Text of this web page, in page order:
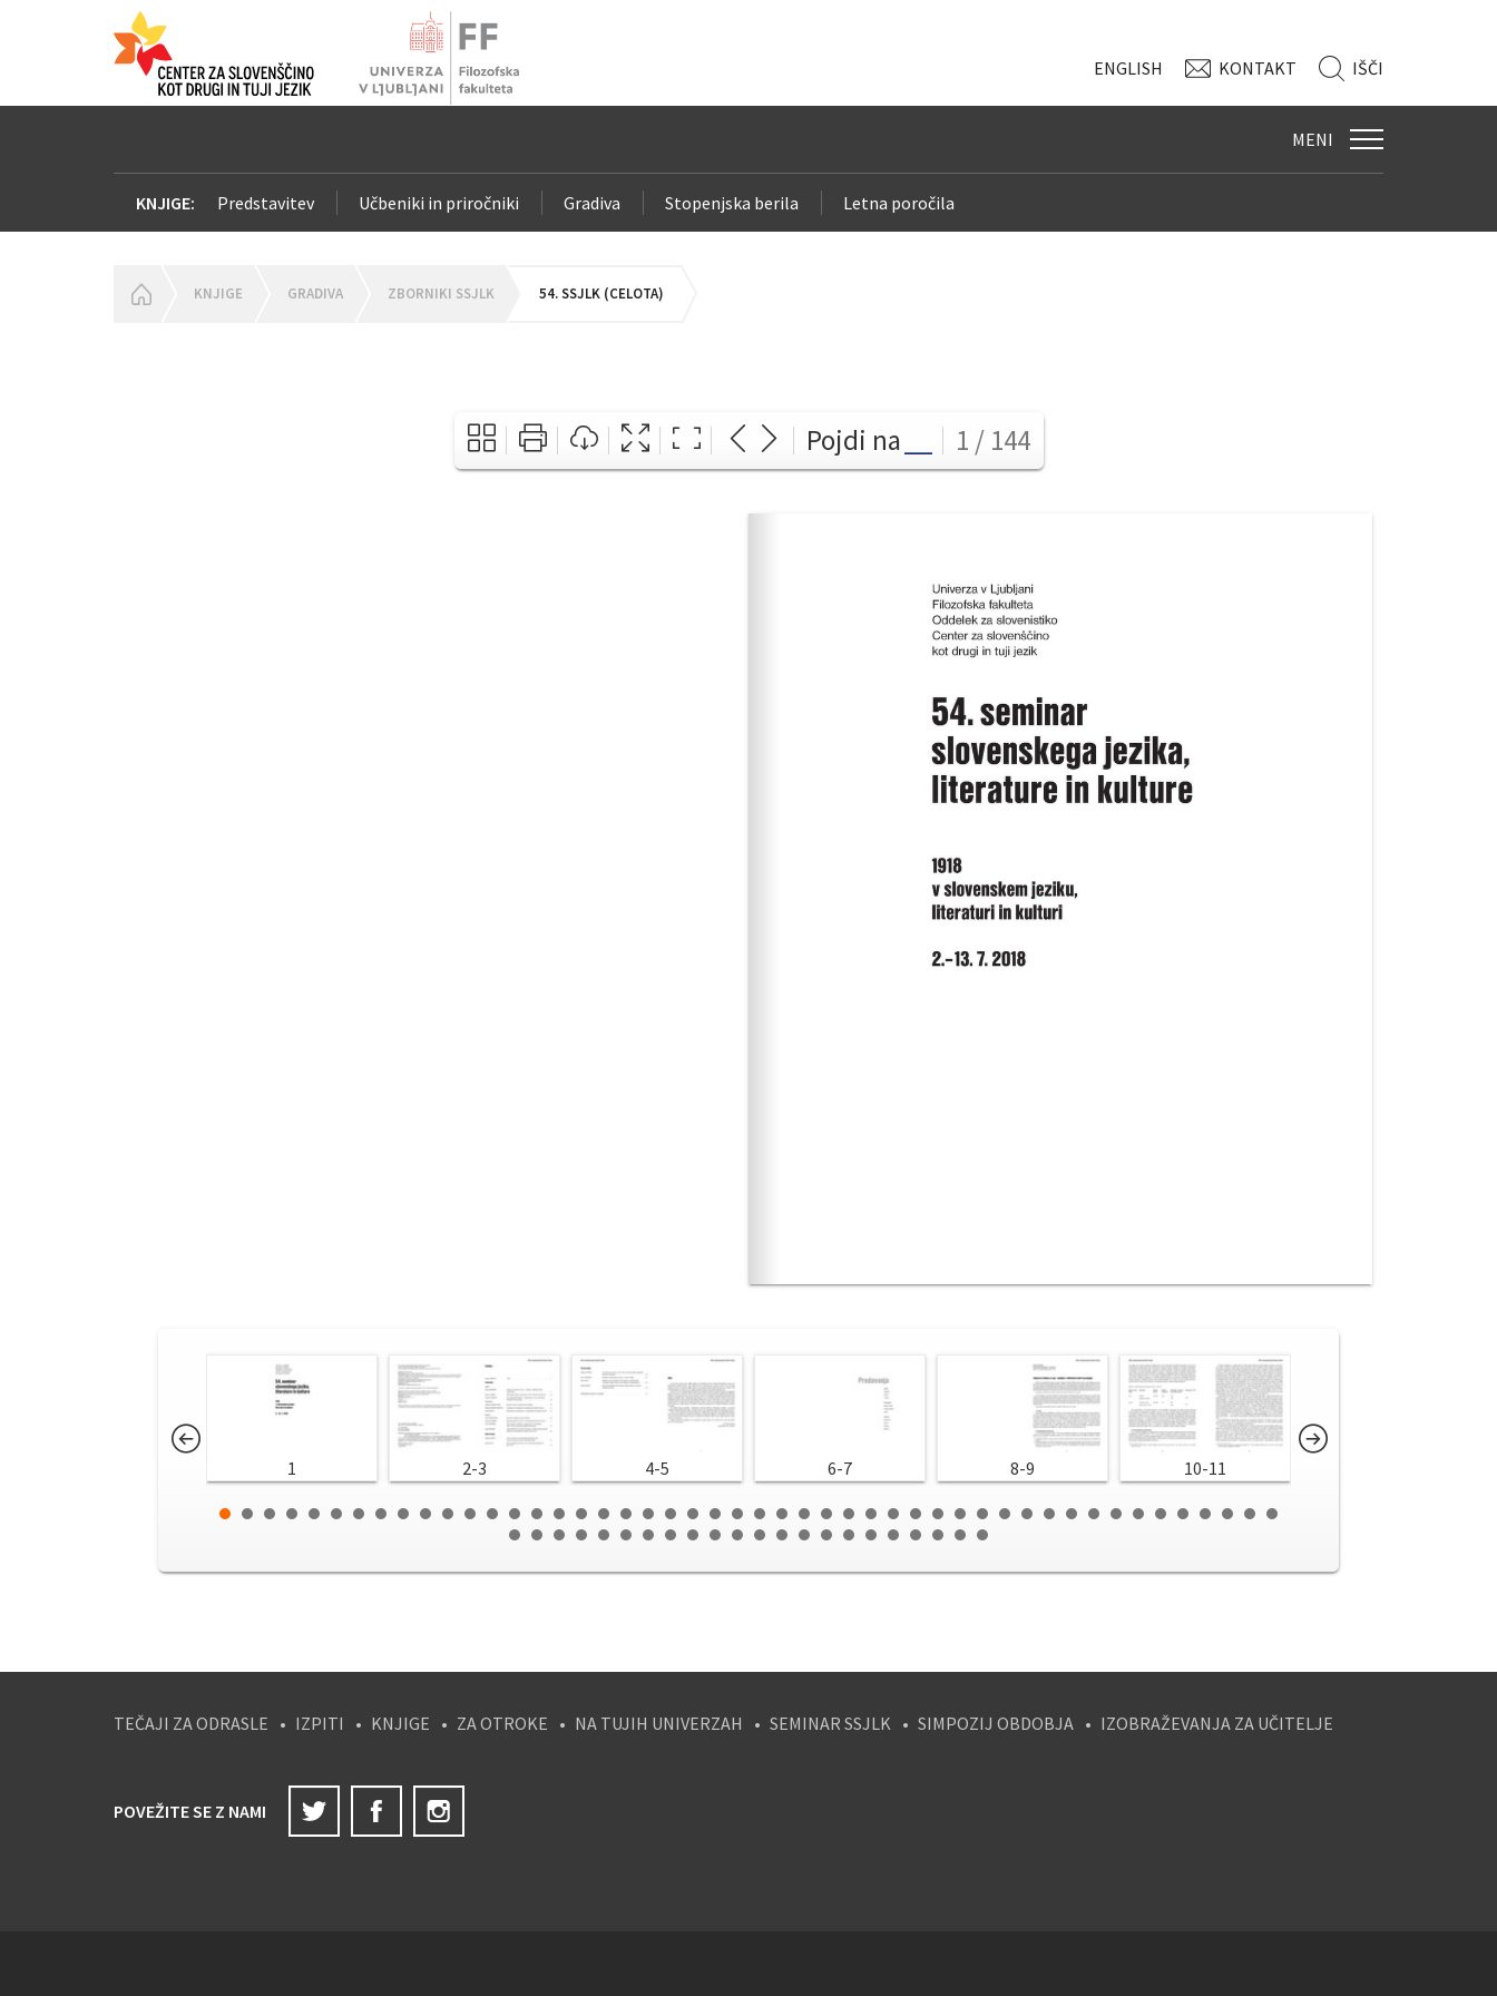
ENGLISH KONTAKT IŠČI
MENI
KNJIGE: Predstavitev Učbeniki in priročniki Gradiva Stopenjska berila Letna poročila
HOMEPAGE
KNJIGE GRADIVA ZBORNIKI SSJLK 54. SSJLK (CELOTA)
Pojdi na 1 / 144
1 2-3 4-5 6-7 8-9 10-11
TEČAJI ZA ODRASLE IZPITI KNJIGE ZA OTROKE NA TUJIH UNIVERZAH SEMINAR SSJLK SIMPOZIJ OBDOBJA IZOBRAŽEVANJA ZA UČITELJE
POVEŽITE SE Z NAMI
Twitter Facebook